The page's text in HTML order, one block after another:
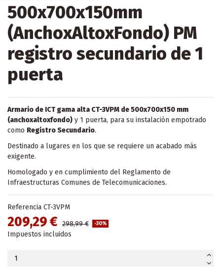
500x700x150mm
(AnchoxAltoxFondo) PM
registro secundario de 1
puerta
Armario de ICT gama alta CT-3VPM de 500x700x150 mm
(anchoxaltoxfondo) y 1 puerta, para su instalación empotrado
como Registro Secundario.
Destinado a lugares en los que se requiere un acabado más
exigente.
Homologado y en cumplimiento del Reglamento de
Infraestructuras Comunes de Telecomunicaciones.
Referencia CT-3VPM
209,29 € 298,99 € -30%
Impuestos incluidos